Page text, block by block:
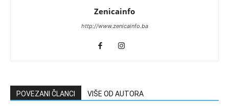
Zenicainfo
http://www.zenicainfo.ba
POVEZANI ČLANCI VIŠE OD AUTORA